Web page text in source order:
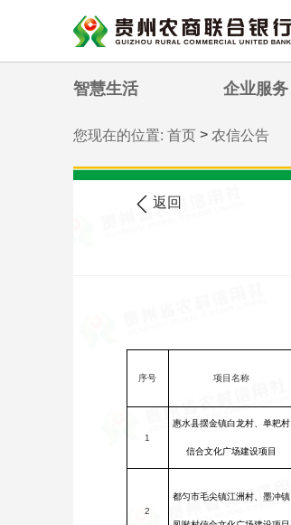
智慧生活 企业服务
您现在的位置: 首页> 农信公告
返回
序号 项目名称
1
惠水县摆金镇白龙村、单耙村
信合文化广场建设项目
2
都匀市毛尖镇江洲村、墨冲镇